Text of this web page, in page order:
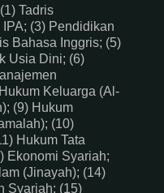
Tadris
IPA; (3) Pendidikan
Bahasa Inggris; (5)
Usia Dini; (6)
Keluarga (Al-
(9) Hukum
(10)
Hukum Tata
Ekonomi Syariah;
(Jinayah); (14)
Syariah; (15)